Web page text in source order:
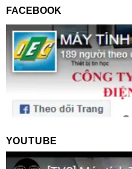
FACEBOOK
YOUTUBE